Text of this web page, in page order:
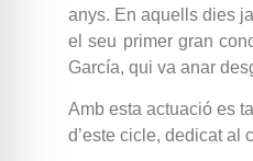
anys. En aquells dies
el seu primer gran
García, qui va anar
Amb esta actuació es
d’este cicle, dedicat al